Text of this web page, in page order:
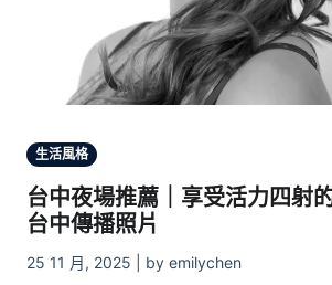
生活風格
台中夜場推薦｜享受活力四射
台中傳播照片
25 11 月, 2025 | by emilychen